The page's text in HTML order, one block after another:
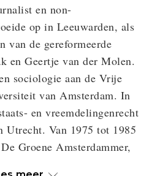
en non-
op in Leeuwarden, als
van de gereformeerde
en Geertje van der Molen.
sociologie aan de Vrije
van Amsterdam. In
en vreemdelingenrecht
Utrecht. Van 1975 tot 1985
Groene Amsterdammer,